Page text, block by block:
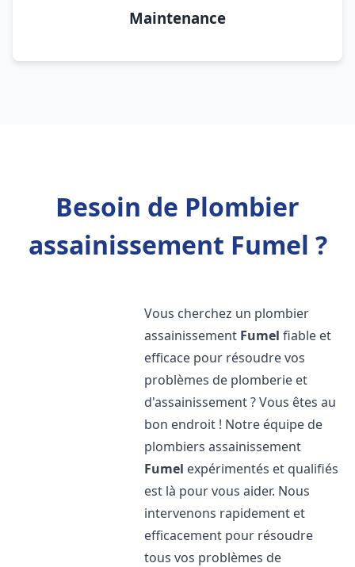
Maintenance
Besoin de Plombier
assainissement Fumel ?
Vous cherchez un plombier
assainissement Fumel fiable et
efficace pour résoudre vos
problèmes de plomberie et
d'assainissement ? Vous êtes au
bon endroit ! Notre équipe de
plombiers assainissement
Fumel expérimentés et qualifiés
est là pour vous aider. Nous
intervenons rapidement et
efficacement pour résoudre
tous vos problèmes de